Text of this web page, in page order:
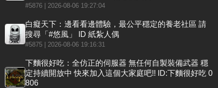
#5876 | 2026-08-06 19:27:04
白癡天下：邊看看邊體驗，最公平穩定的養老社區 請
搜尋「#悠風」 ID 紙紮人偶
#5875 | 2026-08-06 19:16:31
下麵很好吃：全仿正的伺服器 無任何自製裝備武器 穩
定持續開放中 快來加入這個大家庭吧!! ID:下麵很好吃 0
806